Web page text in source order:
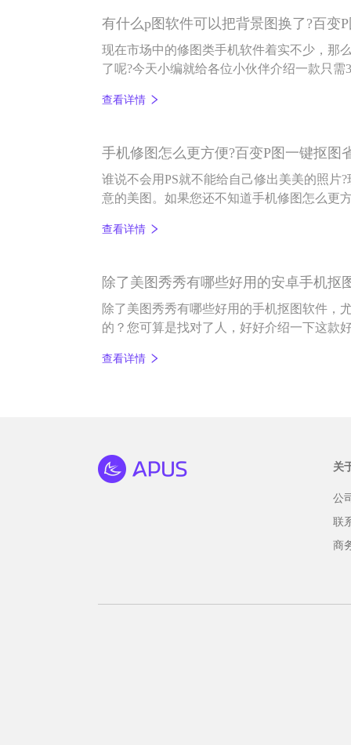
有什么p图软件可以把背景图换了?百变
现在市场中的修图类手机软件着实不少，那
了呢?今天小编就给各位小伙伴介绍一款只
查看详情
手机修图怎么更方便?百变P图一键抠图
谁说不会用PS就不能给自己修出美美的照片
意的美图。如果您还不知道手机修图怎么更
查看详情
除了美图秀秀有哪些好用的安卓手机抠
除了美图秀秀有哪些好用的手机抠图软件，
的？您可算是找对了人，好好介绍一下这款
查看详情
关
公
联
商